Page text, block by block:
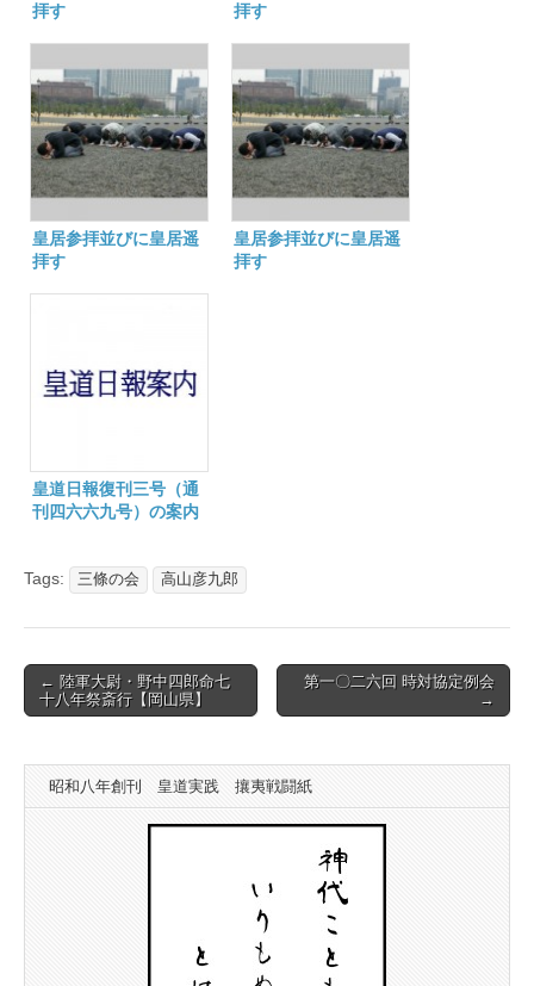
拝す
拝す
皇居参拝並びに皇居遥
拝す
皇居参拝並びに皇居遥
拝す
皇道日報復刊三号（通
刊四六六九号）の案内
Tags: 三條の会 高山彦九郎
Post
navigation
← 陸軍大尉・野中四郎命七
十八年祭斎行【岡山県】
第一〇二六回 時対協定例会
→
昭和八年創刊 皇道実践 攘夷戦闘紙